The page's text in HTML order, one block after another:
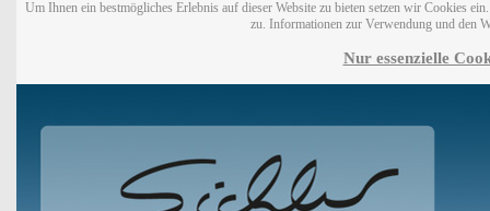
Um Ihnen ein bestmögliches Erlebnis auf dieser Website zu bieten setzen wir Cookies
zu. Informationen zur Verwendung und den
Nur essenzielle